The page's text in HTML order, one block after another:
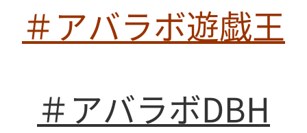
＃アバラボ遊戯王
＃アバラボDBH